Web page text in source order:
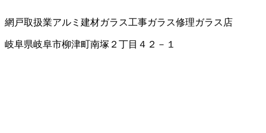
網戸取扱業アルミ建材ガラス工事ガラス修理ガラス店
岐阜県岐阜市柳津町南塚２丁目４２－１